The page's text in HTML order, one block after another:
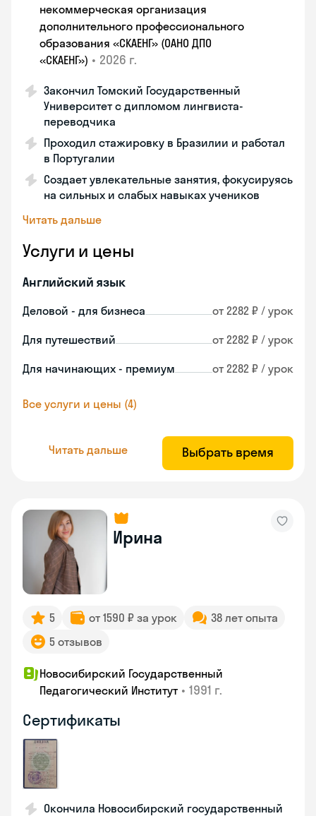
некоммерческая организация
дополнительного профессионального
образования «СКАЕНГ» (ОАНО ДПО
«СКАЕНГ») • 2026 г.
Закончил Томский Государственный
Университет с дипломом лингвиста-
переводчика
Проходил стажировку в Бразилии и работал
в Португалии
Создает увлекательные занятия, фокусируясь
на сильных и слабых навыках учеников
Читать дальше
Услуги и цены
Английский язык
Деловой - для бизнеса от 2282 ₽ / урок
Для путешествий от 2282 ₽ / урок
Для начинающих - премиум от 2282 ₽ / урок
Все услуги и цены (4)
Читать дальше Выбрать время
Ирина
5 от 1590 ₽ за урок
38 лет опыта
5 отзывов
Новосибирский Государственный
Педагогический Институт • 1991 г.
Сертификаты
Окончила Новосибирский государственный